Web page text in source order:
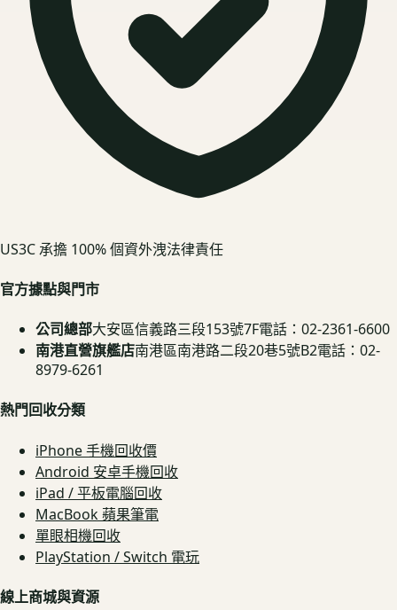
US3C 承擔 100% 個資外洩法律責任
官方據點與門市
公司總部大安區信義路三段153號7F電話：02-2361-6600
南港直營旗艦店南港區南港路二段20巷5號B2電話：02-
8979-6261
熱門回收分類
iPhone 手機回收價
Android 安卓手機回收
iPad / 平板電腦回收
MacBook 蘋果筆電
單眼相機回收
PlayStation / Switch 電玩
線上商城與資源